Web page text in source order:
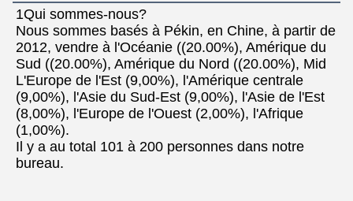
1Qui sommes-nous?
Nous sommes basés à Pékin, en Chine, à partir de
2012, vendre à l'Océanie ((20.00%), Amérique du
Sud ((20.00%), Amérique du Nord ((20.00%), Mid
L'Europe de l'Est (9,00%), l'Amérique centrale
(9,00%), l'Asie du Sud-Est (9,00%), l'Asie de l'Est
(8,00%), l'Europe de l'Ouest (2,00%), l'Afrique
(1,00%).
Il y a au total 101 à 200 personnes dans notre
bureau.